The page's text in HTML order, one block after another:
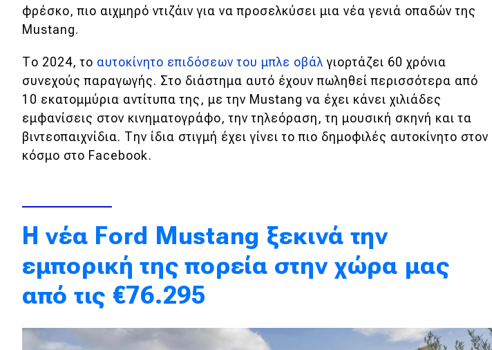
Ελλάδα
Κόσμος
Τεχνολογία
Ασφάλεια
Αγορά
Απόψεις
Δοκιμή
Συγκρίνουμε
Αγώνες
φρέσκο, πιο αιχμηρό ντιζάιν για να προσελκύσει μια νέα γενιά οπαδών της
Mustang.
Το 2024, το αυτοκίνητο επιδόσεων του μπλε οβάλγιορτάζει 60 χρόνια
συνεχούς παραγωγής. Στο διάστημα αυτό έχουν πωληθεί περισσότερα από
10 εκατομμύρια αντίτυπα της, με την Mustang να έχει κάνει χιλιάδες
εμφανίσεις στον κινηματογράφο, την τηλεόραση, τη μουσική σκηνή και τα
βιντεοπαιχνίδια. Την ίδια στιγμή έχει γίνει το πιο δημοφιλές αυτοκίνητο στον
κόσμο στο Facebook.
Η νέα Ford Mustang ξεκινά την
εμπορική της πορεία στην χώρα μας
από τις €76.295